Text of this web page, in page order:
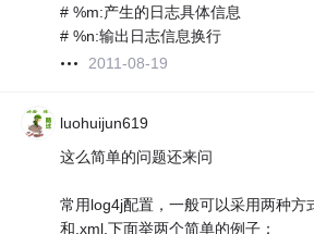
# %m:产生的日志具体信息
# %n:输出日志信息换行
2011-08-19
luohuijun619
这么简单的问题还来问
常用log4j配置，一般可以采用两种方
和.xml,下面举两个简单的例子：